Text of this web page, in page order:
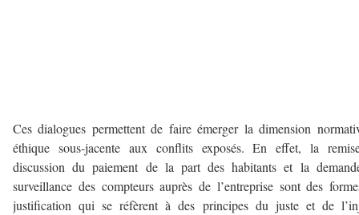
Ces dialogues permettent de faire émerger la dimension
éthique sous-jacente aux conflits exposés. En effet, la
discussion du paiement de la part des habitants et la
surveillance des compteurs auprès de l’entreprise sont des
justification qui se réfèrent à des principes du juste et de